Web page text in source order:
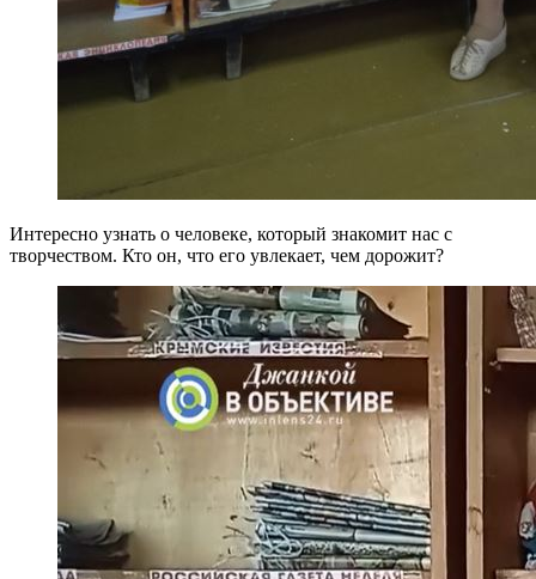
Интересно узнать о человеке, который знакомит нас с
творчеством. Кто он, что его увлекает, чем дорожит?